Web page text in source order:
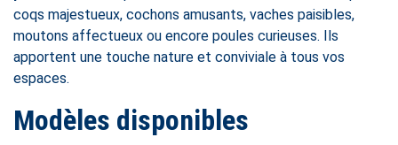
coqs majestueux, cochons amusants, vaches paisibles,
moutons affectueux ou encore poules curieuses. Ils
apportent une touche nature et conviviale à tous vos
espaces.
Modèles disponibles